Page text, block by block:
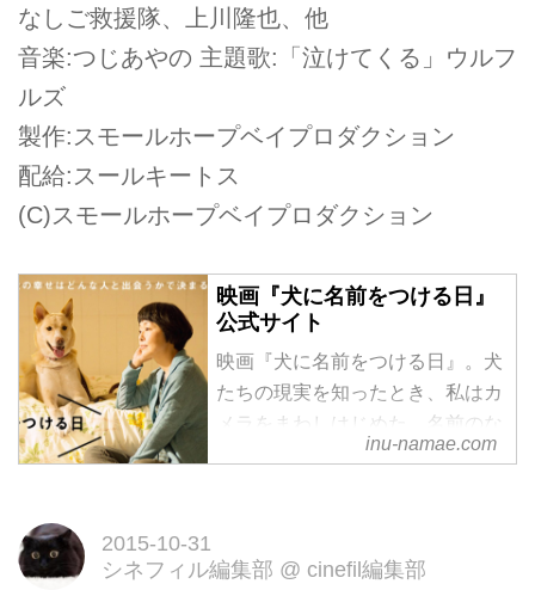
なしご救援隊、上川隆也、他
音楽:つじあやの 主題歌:「泣けてくる」ウルフ
ルズ
製作:スモールホープベイプロダクション
配給:スールキートス
(C)スモールホープベイプロダクション
映画『犬に名前をつける日』
公式サイト
映画『犬に名前をつける日』。犬
たちの現実を知ったとき、私はカ
メラをまわしはじめた。名前のな
い犬たちと、彼らを救い出す人々
ドショー。
inu-namae.com
2015-10-31
シネフィル編集部 @ cinefil編集部